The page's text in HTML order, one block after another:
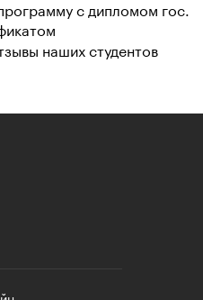
с дипломом гос.
наших студентов